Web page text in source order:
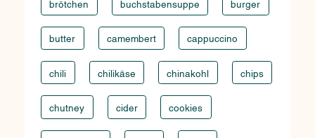
brötchen buchstabensuppe burger
butter camembert cappuccino
chili chilikäse chinakohl chips
chutney cider cookies